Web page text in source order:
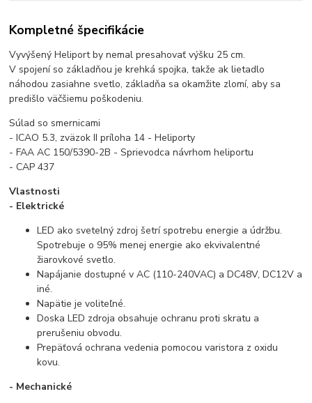
Kompletné špecifikácie
Vyvýšený Heliport by nemal presahovať výšku 25 cm.
V spojení so základňou je krehká spojka, takže ak lietadlo
náhodou zasiahne svetlo, základňa sa okamžite zlomí, aby sa
predišlo väčšiemu poškodeniu.
Súlad so smernicami
- ICAO 5.3, zväzok II príloha 14 - Heliporty
- FAA AC 150/5390-2B - Sprievodca návrhom heliportu
- CAP 437
Vlastnosti
- Elektrické
LED ako svetelný zdroj šetrí spotrebu energie a údržbu.
Spotrebuje o 95% menej energie ako ekvivalentné
žiarovkové svetlo.
Napájanie dostupné v AC (110-240VAC) a DC48V, DC12V a
iné.
Napätie je voliteľné.
Doska LED zdroja obsahuje ochranu proti skratu a
prerušeniu obvodu.
Prepäťová ochrana vedenia pomocou varistora z oxidu
kovu.
- Mechanické